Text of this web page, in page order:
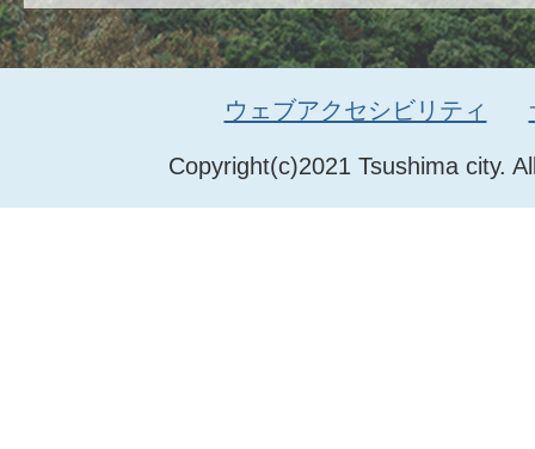
Copyright(c)2021 Tsushima city.
ウェブアクセシビリティ